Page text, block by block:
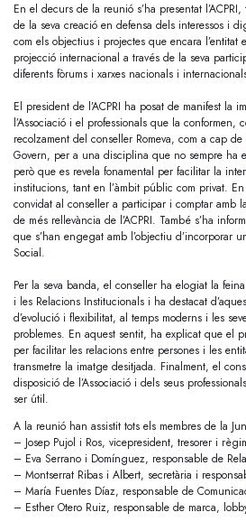
En el decurs de la reunió s’ha presentat
de la seva creació en defensa dels interessos i
com els objectius i projectes que encara l’entitat
projecció internacional a través de la seva
diferents fòrums i xarxes nacionals i
El president de l’ACPRI ha posat de manifest la
l’Associació i el professionals que la conformen,
recolzament del conseller Romeva, com a cap
Govern, per a una disciplina que no sempre ha
però que es revela fonamental per facilitar la
institucions, tant en l’àmbit públic com privat.
convidat al conseller a participar i comptar amb
de més rellevància de l’ACPRI. També s’ha
que s’han engegat amb l’objectiu d’incorporar
Social.
Per la seva banda, el conseller ha elogiat la
i les Relacions Institucionals i ha destacat
d’evolució i flexibilitat, al temps moderns i les
problemes. En aquest sentit, ha explicat que el
per facilitar les relacions entre persones i les
transmetre la imatge desitjada. Finalment, el
disposició de l’Associació i dels seus
ser útil.
A la reunió han assistit tots els membres de la
– Josep Pujol i Ros, vicepresident, tresorer i
– Eva Serrano i Domínguez, responsable de
– Montserrat Ribas i Albert, secretària i
– María Fuentes Díaz, responsable de
– Esther Otero Ruiz, responsable de marca,